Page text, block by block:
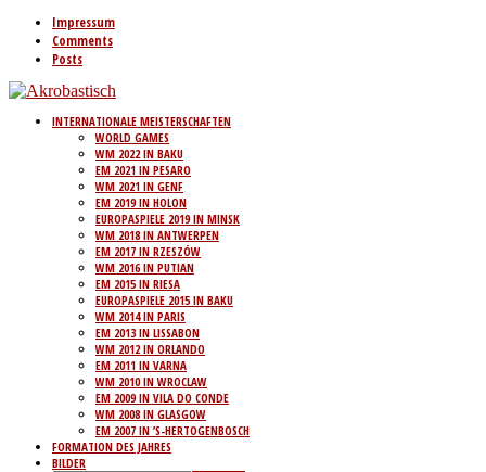
Impressum
Comments
Posts
INTERNATIONALE MEISTERSCHAFTEN
WORLD GAMES
WM 2022 IN BAKU
EM 2021 IN PESARO
WM 2021 IN GENF
EM 2019 IN HOLON
EUROPASPIELE 2019 IN MINSK
WM 2018 IN ANTWERPEN
EM 2017 IN RZESZÓW
WM 2016 IN PUTIAN
EM 2015 IN RIESA
EUROPASPIELE 2015 IN BAKU
WM 2014 IN PARIS
EM 2013 IN LISSABON
WM 2012 IN ORLANDO
EM 2011 IN VARNA
WM 2010 IN WROCLAW
EM 2009 IN VILA DO CONDE
WM 2008 IN GLASGOW
EM 2007 IN ’S-HERTOGENBOSCH
FORMATION DES JAHRES
BILDER